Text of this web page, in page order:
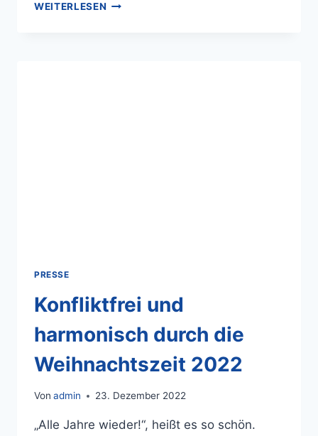
WEITERLESEN
PRESSE
Konfliktfrei und
harmonisch durch die
Weihnachtszeit 2022
Von admin 23. Dezember 2022
„Alle Jahre wieder!“, heißt es so schön.